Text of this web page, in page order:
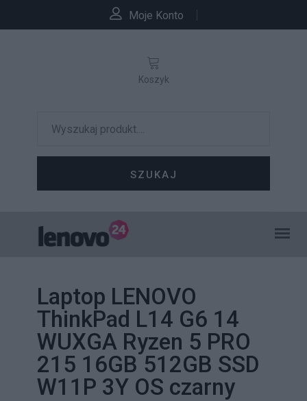
Moje Konto
SZUKAJ
Koszyk
Laptop LENOVO
ThinkPad L14 G6 14
WUXGA Ryzen 5 PRO
215 16GB 512GB SSD
W11P 3Y OS czarny